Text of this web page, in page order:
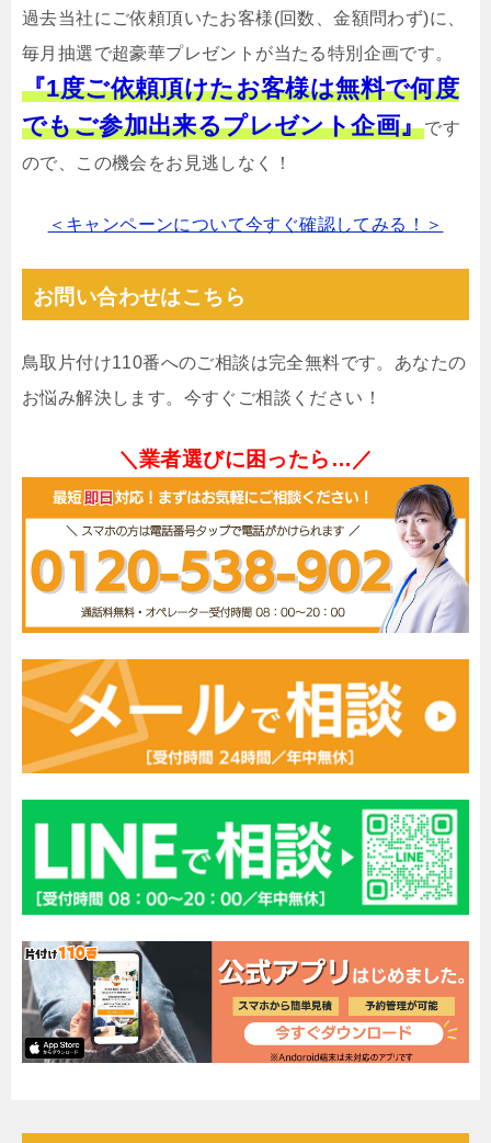
過去当社にご依頼頂いたお客様(回数、金額問わず)に、
毎月抽選で超豪華プレゼントが当たる特別企画です。
『1度ご依頼頂けたお客様は無料で何度
でもご参加出来るプレゼント企画』です
ので、この機会をお見逃しなく！
＜キャンペーンについて今すぐ確認してみる！＞
お問い合わせはこちら
鳥取片付け110番へのご相談は完全無料です。あなたの
お悩み解決します。今すぐご相談ください！
＼業者選びに困ったら…／